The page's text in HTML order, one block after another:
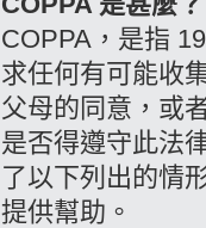
COPPA，是指
求任何有可能收
父母的同意，或
是否得遵守此法
了以下列出的情
提供幫助。